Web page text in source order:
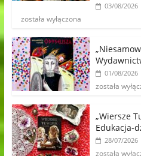
03/08/2026
została wyłączona
01/08/2026
została
„Wiersze
Edukacja-
28/07/2026
została